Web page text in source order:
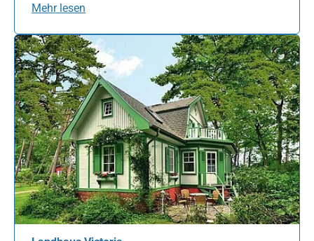
Mehr lesen